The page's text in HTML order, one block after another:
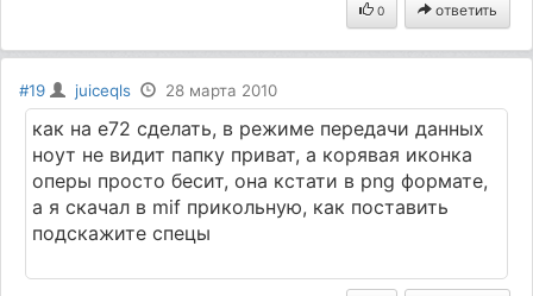
0 ответить
#19 juiceqls 28 марта 2010
как на е72 сделать, в режиме передачи данных
ноут не видит папку приват, а корявая иконка
оперы просто бесит, она кстати в png формате,
а я скачал в mif прикольную, как поставить
подскажите спецы